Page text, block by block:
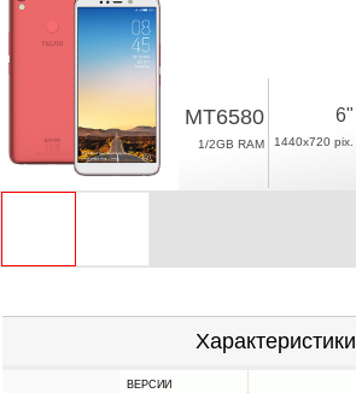
MT6580
1/2GB RAM
6"
1440x720 pix.
Характеристики
ВЕРСИИ